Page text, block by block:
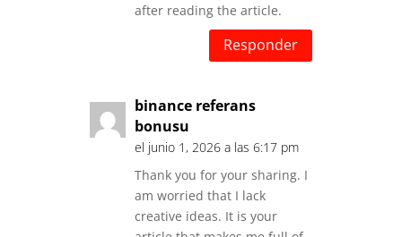
after reading the article.
Responder
binance referans
bonusu
el junio 1, 2026 a las 6:17 pm
Thank you for your sharing. I
am worried that I lack
creative ideas. It is your